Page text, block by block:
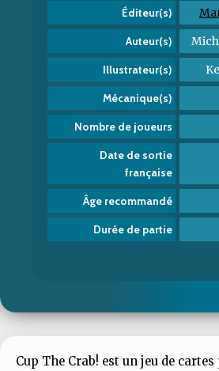
Éditeur(s)
Auteur(s)
Illustrateur(s)
Mécanique(s)
Nombre de joueurs
Date de sortie
française
Âge recommandé
Durée de partie
Cup The Crab! est un jeu de